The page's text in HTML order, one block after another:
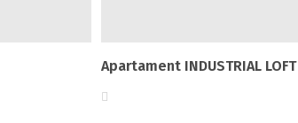
Apartament INDUSTRIAL LOFT